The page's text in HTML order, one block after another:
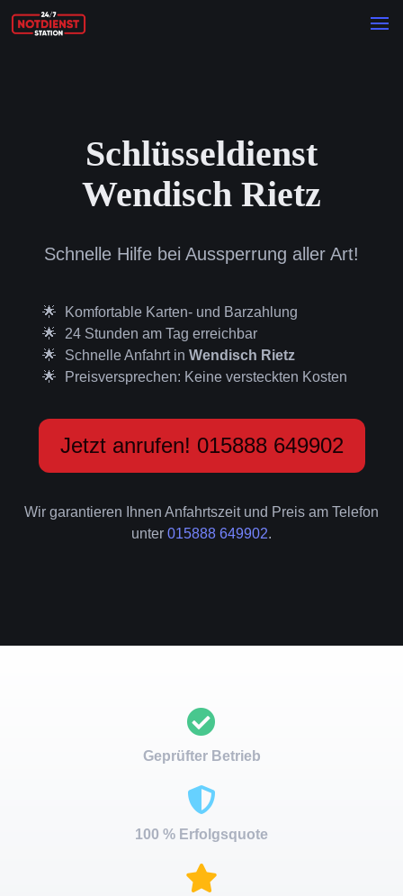
Schlüsseldienst
Wendisch Rietz
Schnelle Hilfe bei Aussperrung aller Art!
Komfortable Karten- und Barzahlung
24 Stunden am Tag erreichbar
Schnelle Anfahrt in Wendisch Rietz
Preisversprechen: Keine versteckten Kosten
Jetzt anrufen! 015888 649902
Wir garantieren Ihnen Anfahrtszeit und Preis am Telefon
unter 015888 649902.
Geprüfter Betrieb
100 % Erfolgsquote